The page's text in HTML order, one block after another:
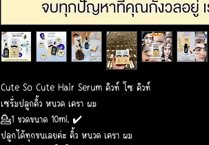
Cute So Cute Hair Serum คิวท์ โซ คิวท์
เซรั่มปลูกคิ้ว หนวด เครา ผม
💁1 ขวดขนาด 10ml. ✔️
ปลูกได้ทุกขนเลยค่ะ คิ้ว หนวด เครา ผม